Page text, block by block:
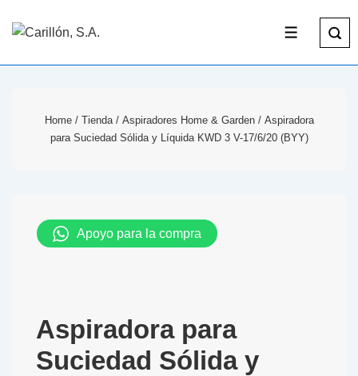
Home/ Tienda/ Aspiradores Home & Garden/ Aspiradora
para Suciedad Sólida y Líquida KWD 3 V-17/6/20 (BYY)
Apoyo para la compra
Aspiradora para
Suciedad Sólida y